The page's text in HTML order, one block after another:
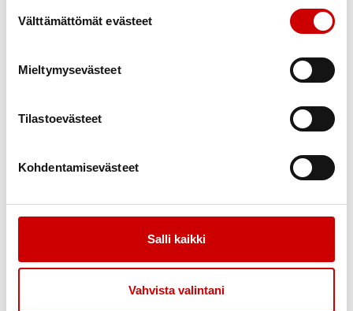
Välttämättömät evästeet
Mieltymysevästeet
Tilastoevästeet
Kohdentamisevästeet
Salli kaikki
Vahvista valintani
12